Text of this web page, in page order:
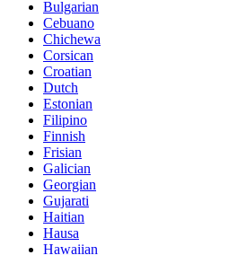
Bulgarian
Cebuano
Chichewa
Corsican
Croatian
Dutch
Estonian
Filipino
Finnish
Frisian
Galician
Georgian
Gujarati
Haitian
Hausa
Hawaiian